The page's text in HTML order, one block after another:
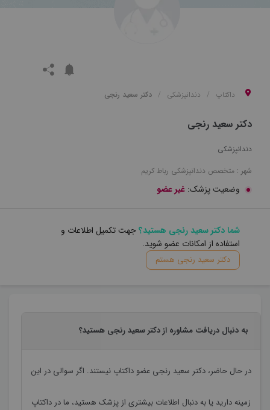
داکتاپ دندانپزشکی دکتر سعید رنجی
دکتر سعید رنجی
دندانپزشکی
شهر : متخصص دندانپزشکی رباط کریم
وضعیت پزشک: غیر عضو
شما دکتر سعید رنجی هستید؟جهت تکمیل اطلاعات و
استفاده از امکانات عضو شوید.
دکتر سعید رنجی هستم
به دنبال دریافت مشاوره از دکتر سعید رنجی هستید؟
در حال حاضر،دکتر سعید رنجی عضو داکتاپ نیستند. اگر سوالی در این
زمینه دارید یا به دنبال اطلاعات بیشتری از پزشک هستید، ما در داکتاپ